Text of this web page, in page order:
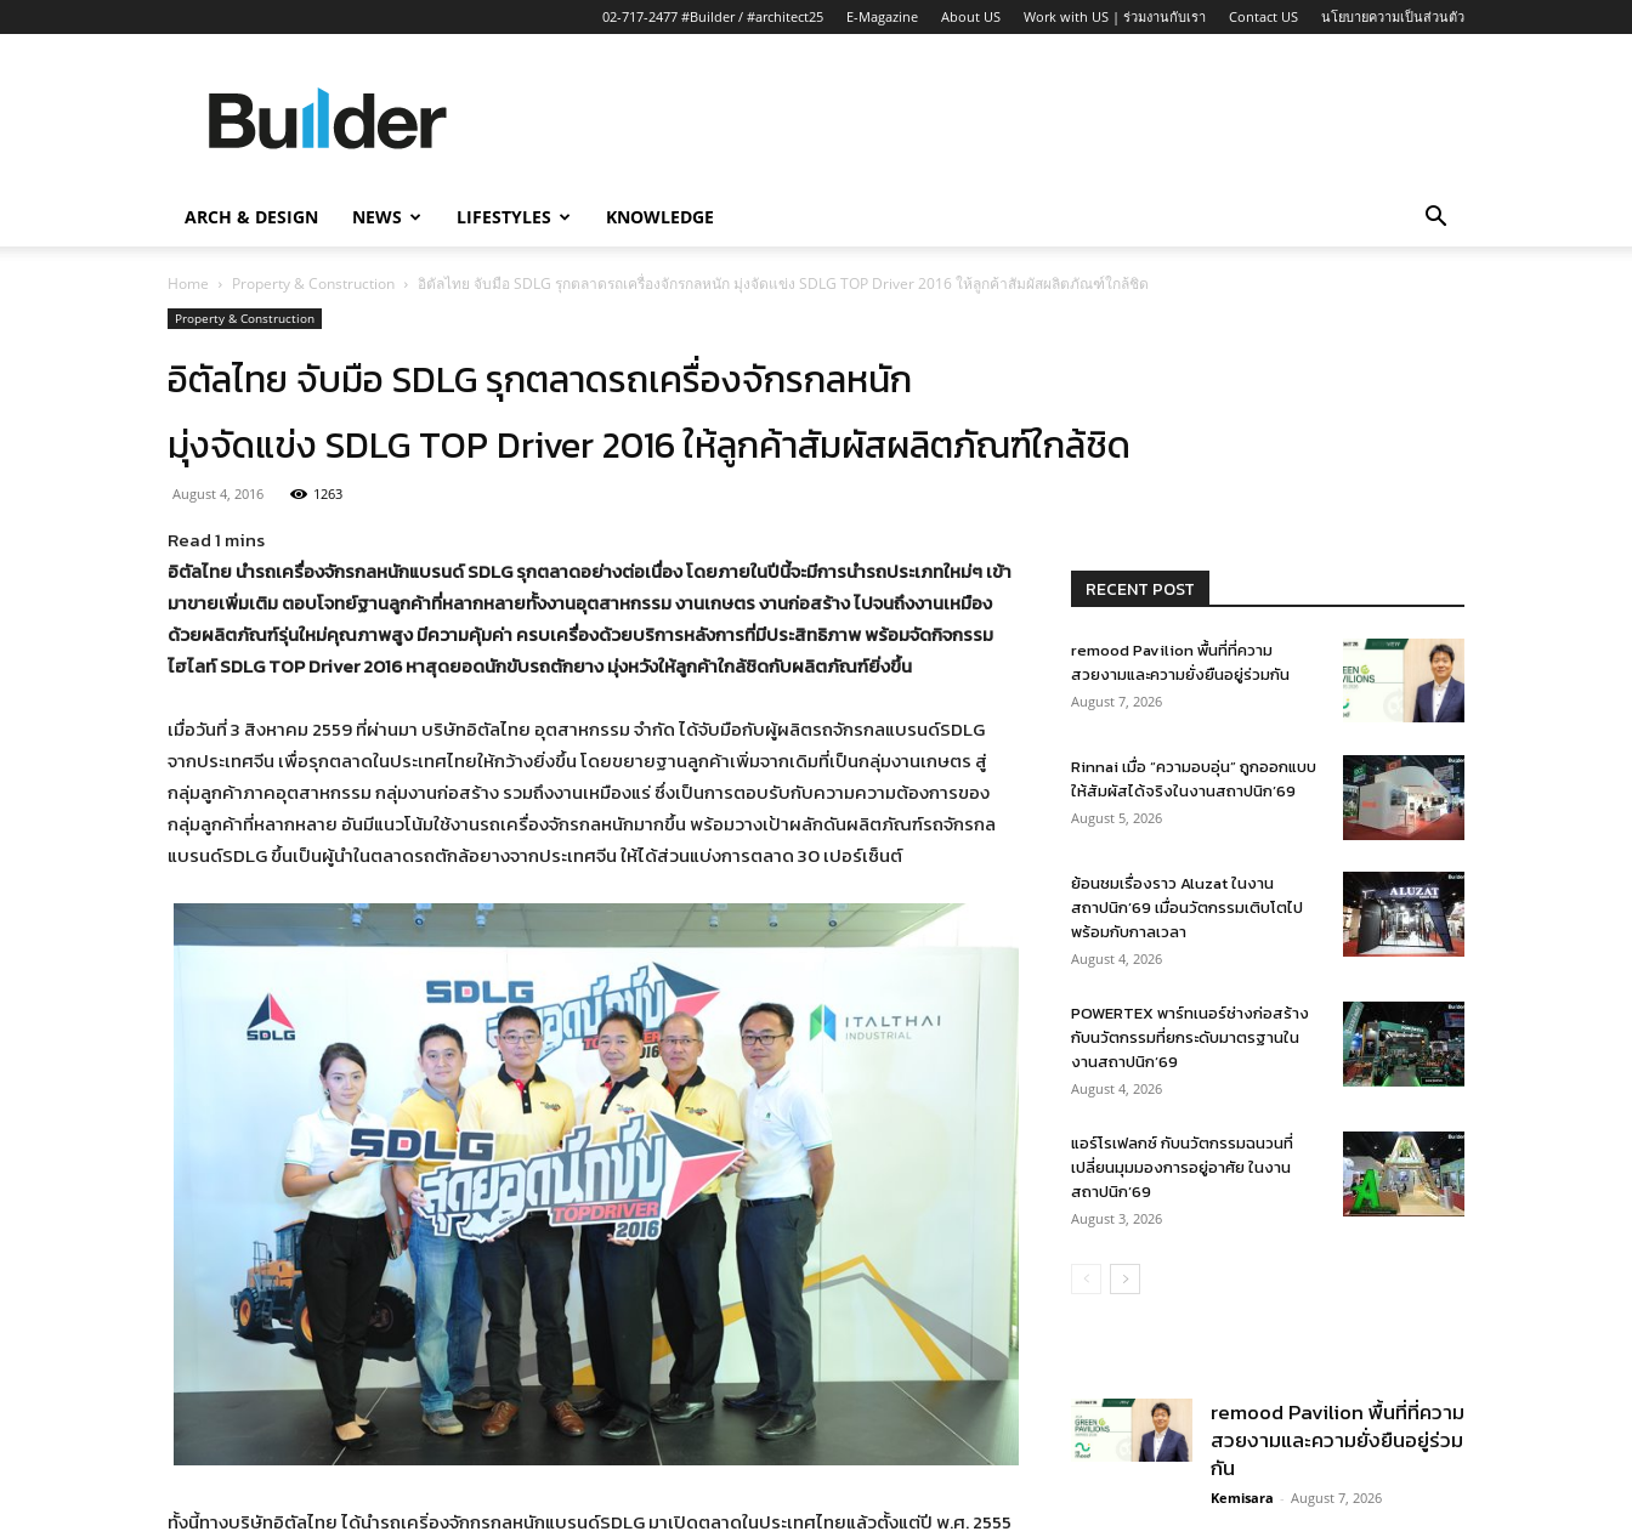
02-717-2477 #Builder / #architect25 E-Magazine About US Work with US | ร่วมงานกับเรา Contact US นโยบายความเป็นส่วนตัว
ข่าว
ก่อสร้าง
ARCH & DESIGN NEWS LIFESTYLES KNOWLEDGE
Home Property & Construction อิตัลไทย จับมือ SDLG รุกตลาดรถเครื่องจักรกลหนัก มุ่งจัดแข่ง SDLG TOP Driver 2016 ให้ลูกค้าสัมผัสผลิตภัณฑ์ใกล้ชิด
Property & Construction
อิตัลไทย จับมือ SDLG รุกตลาดรถเครื่องจักรกลหนัก
มุ่งจัดแข่ง SDLG TOP Driver 2016 ให้ลูกค้าสัมผัสผลิตภัณฑ์ใกล้ชิด
August 4, 2016 1263
อิตัลไทย นำรถเครื่องจักรกลหนักแบรนด์ SDLG รุกตลาดอย่างต่อเนื่อง โดยภายในปีนี้จะมีการนำรถประเภทใหม่ๆ เข้า
มาขายเพิ่มเติม ตอบโจทย์ฐานลูกค้าที่หลากหลายทั้งงานอุตสาหกรรม งานเกษตร งานก่อสร้าง ไปจนถึงงานเหมือง
ด้วยผลิตภัณฑ์รุ่นใหม่คุณภาพสูง มีความคุ้มค่า ครบเครื่องด้วยบริการหลังการที่มีประสิทธิภาพ พร้อมจัดกิจกรรม
ไฮไลท์ SDLG TOP Driver 2016 หาสุดยอดนักขับรถตักยาง มุ่งหวังให้ลูกค้าใกล้ชิดกับผลิตภัณฑ์ยิ่งขึ้น
เมื่อวันที่ 3 สิงหาคม 2559 ที่ผ่านมา บริษัทอิตัลไทย อุตสาหกรรม จำกัด ได้จับมือกับผู้ผลิตรถจักรกลแบรนด์SDLG
จากประเทศจีน เพื่อรุกตลาดในประเทศไทยให้กว้างยิ่งขึ้น โดยขยายฐานลูกค้าเพิ่มจากเดิมที่เป็นกลุ่มงานเกษตร สู่
กลุ่มลูกค้าภาคอุตสาหกรรม กลุ่มงานก่อสร้าง รวมถึงงานเหมืองแร่ ซึ่งเป็นการตอบรับกับความความต้องการของ
กลุ่มลูกค้าที่หลากหลาย อันมีแนวโน้มใช้งานรถเครื่องจักรกลหนักมากขึ้น พร้อมวางเป้าผลักดันผลิตภัณฑ์รถจักรกล
แบรนด์SDLG ขึ้นเป็นผู้นำในตลาดรถตักล้อยางจากประเทศจีน ให้ได้ส่วนแบ่งการตลาด 30 เปอร์เซ็นต์
ทั้งนี้ทางบริษัทอิตัลไทย ได้นำรถเคริ่องจักกรกลหนักแบรนด์SDLG มาเปิดตลาดในประเทศไทยแล้วตั้งแต่ปี พ.ศ. 2555
RECENT POST
remood Pavilion พื้นที่ที่ความ
สวยงามและความยั่งยืนอยู่ร่วมกัน
August 7, 2026
Rinnai เมื่อ “ความอบอุ่น” ถูกออกแบบ
ให้สัมผัสได้จริงในงานสถาปนิก’69
August 5, 2026
ย้อนชมเรื่องราว Aluzat ในงาน
สถาปนิก’69 เมื่อนวัตกรรมเติบโตไป
พร้อมกับกาลเวลา
August 4, 2026
POWERTEX พาร์ทเนอร์ช่างก่อสร้าง
กับนวัตกรรมที่ยกระดับมาตรฐานใน
งานสถาปนิก’69
August 4, 2026
แอร์โรเฟลกซ์ กับนวัตกรรมฉนวนที่
เปลี่ยนมุมมองการอยู่อาศัย ในงาน
สถาปนิก’69
August 3, 2026
remood Pavilion พื้นที่ที่ความ
สวยงามและความยั่งยืนอยู่ร่วม
กัน
Kemisara - August 7, 2026